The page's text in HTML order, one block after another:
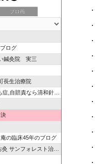
ブロ画
ログ
鍼灸院 実三
長生治療院
賠責なら清和針灸接骨院
の臨床45年のブログ
フォレスト治療院ブログ